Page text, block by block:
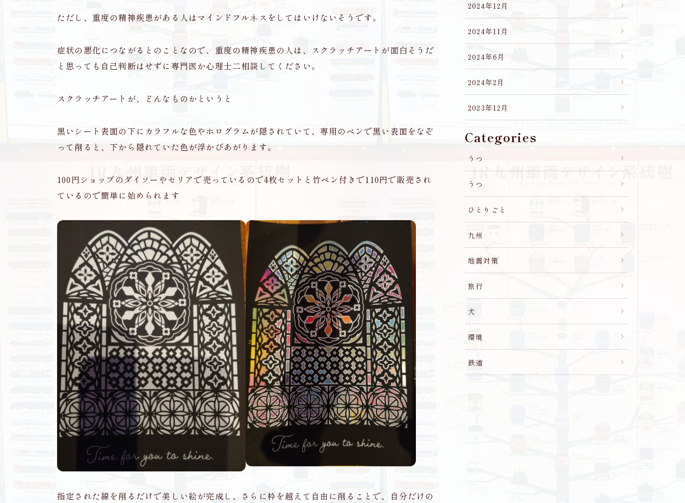
ただし、重度の精神疾患がある人はマインドフルネスをしてはいけないそうです。
症状の悪化につながるとのことなので、重度の精神疾患の人は、スクラッチアートが面白そうだ
と思っても自己判断はせずに専門医か心理士二相談してください。
スクラッチアートが、どんなものかというと
黒いシート表面の下にカラフルな色やホログラムが隠されていて、専用のペンで黒い表面をなぞ
って削ると、下から隠れていた色が浮かびあがります。
100円ショップのダイソーやセリアで売っているので4枚セットと竹ペン付きで110円で販売され
ているので簡単に始められます
指定された線を削るだけで美しい絵が完成し、さらに枠を越えて自由に削ることで、自分だけの
2024年12月
2024年11月
2024年6月
2024年2月
2023年12月
Categories
うつ
うつ
ひとりごと
九州
地震対策
旅行
犬
環境
鉄道